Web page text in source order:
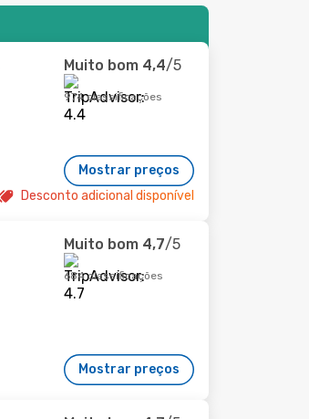
Muito bom 4,4/5
974 classificações
Mostrar preços
Desconto adicional disponível
Muito bom 4,7/5
684 classificações
Mostrar preços